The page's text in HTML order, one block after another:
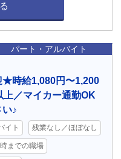
パート・アルバイト
★時給1,080円〜1,200
上／マイカー通勤OK
♪
イト 残業なし／ほぼなし
までの職場